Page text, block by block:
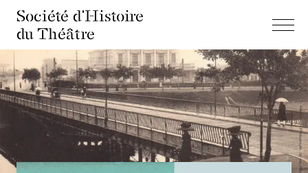
Société d'Histoire
du Théâtre